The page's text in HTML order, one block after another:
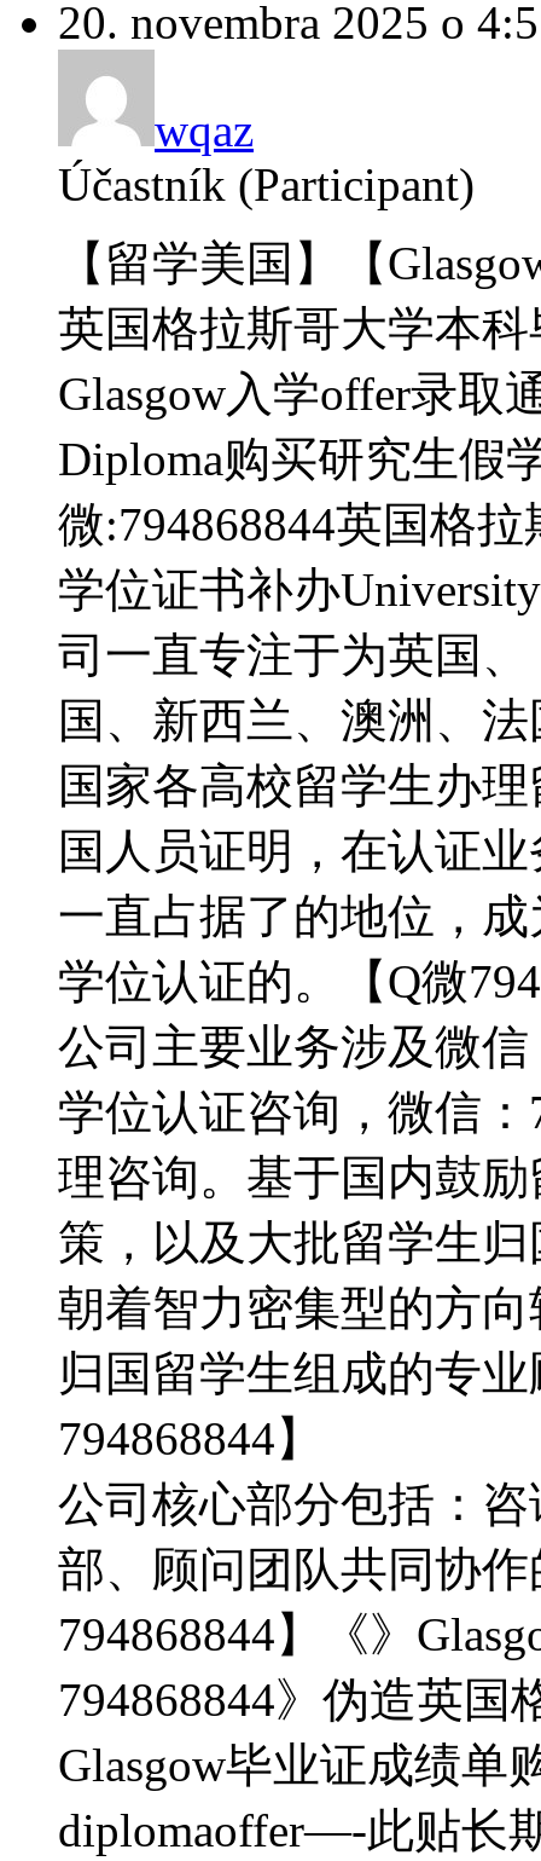
20. novembra 2025 o
wqaz
Účastník (Participant)
【留学美国】【
英国格拉斯哥大学本
Glasgow入学offer录取
Diploma购买研究生假
微:794868844英国格
学位证书补办
司一直专注于为英国、
国、新西兰、澳洲、
国家各高校留学生办
国人员证明，在认证
一直占据了的地位，
学位认证的。【Q微
公司主要业务涉及微
学位认证咨询，微信
理咨询。基于国内鼓
策，以及大批留学生
朝着智力密集型的方
归国留学生组成的专
794868844】
公司核心部分包括：
部、顾问团队共同协
794868844】《》
794868844》伪造英
Glasgow毕业证成绩单
diplomaoffer—-此贴长